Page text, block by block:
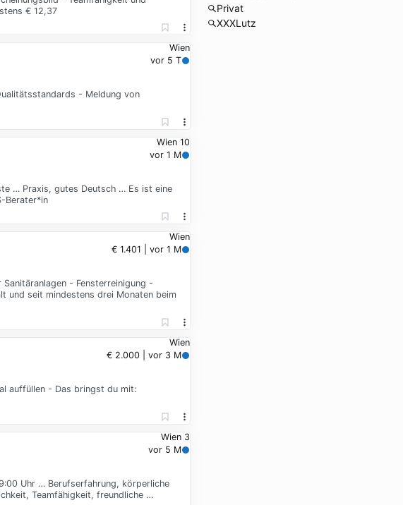
€ 12,37
Wien
vor 5 T
- Meldung von
Wien 10
vor 1 M
… Praxis, gutes Deutsch … Es ist eine
Berater*in
Wien
€ 1.401 | vor 1 M
- Fensterreinigung -
und seit mindestens drei Monaten beim
Wien
€ 2.000 | vor 3 M
auffüllen - Das bringst du mit:
Wien 3
vor 5 M
Uhr … Berufserfahrung, körperliche
Teamfähigkeit, freundliche …
Privat
XXXLutz